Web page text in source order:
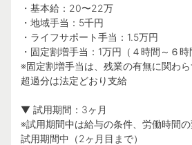
・基本給：20〜22万
・地域手当：5千円
・ライフサポート手当：1.5万円
・固定割増手当：1万円（４時間～６時
※固定割増手当は、残業の有無に関わら
超過分は法定どおり支給
▼ 試用期間：3ヶ月
※試用期間中は給与の条件、労働時間の
試用期間中（2ヶ月目まで）